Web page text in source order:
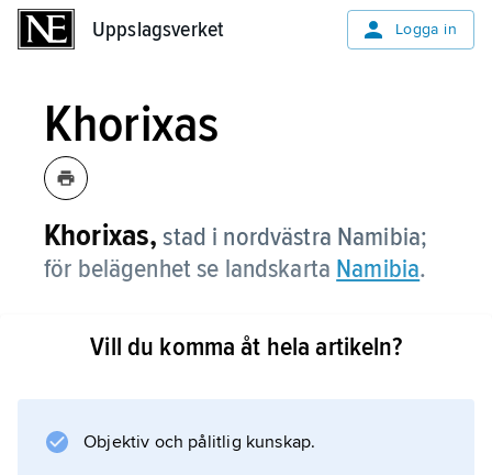
Uppslagsverket Logga in
Khorixas
Khorixas, stad i nordvästra Namibia;
för belägenhet se landskarta Namibia.
Vill du komma åt hela artikeln?
Objektiv och pålitlig kunskap.